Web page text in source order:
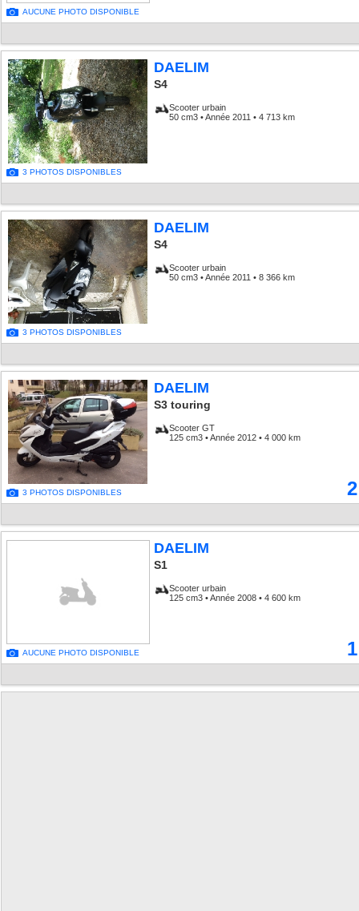
AUCUNE PHOTO DISPONIBLE
3 PHOTOS DISPONIBLES
DAELIM
S4
Scooter urbain
50 cm3 • Année 2011 • 4 713 km
3 PHOTOS DISPONIBLES
DAELIM
S4
Scooter urbain
50 cm3 • Année 2011 • 8 366 km
3 PHOTOS DISPONIBLES
DAELIM
S3 touring
Scooter GT
125 cm3 • Année 2012 • 4 000 km
AUCUNE PHOTO DISPONIBLE
DAELIM
S1
Scooter urbain
125 cm3 • Année 2008 • 4 600 km